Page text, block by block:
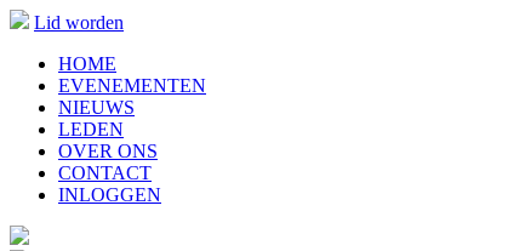
Lid worden
HOME
EVENEMENTEN
NIEUWS
LEDEN
OVER ONS
CONTACT
INLOGGEN